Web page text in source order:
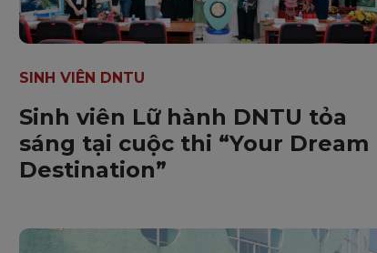
SINH VIÊN DNTU
Sinh viên Lữ hành DNTU tỏa
sáng tại cuộc thi “Your Dream
Destination”